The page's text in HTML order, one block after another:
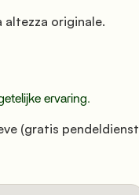
altezza originale.
ervaring.
(gratis pendeldienst